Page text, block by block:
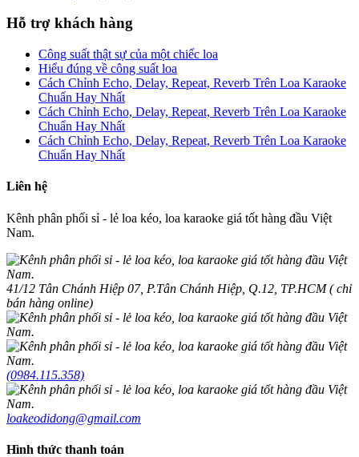
Hỗ trợ khách hàng
Công suất thật sự của một chiếc loa
Hiểu đúng về công suất loa
Cách Chỉnh Echo, Delay, Repeat, Reverb Trên Loa Karaoke
Chuẩn Hay Nhất
Cách Chỉnh Echo, Delay, Repeat, Reverb Trên Loa Karaoke
Chuẩn Hay Nhất
Cách Chỉnh Echo, Delay, Repeat, Reverb Trên Loa Karaoke
Chuẩn Hay Nhất
Liên hệ
Kênh phân phối sỉ - lẻ loa kéo, loa karaoke giá tốt hàng đầu Việt
Nam.
41/12 Tân Chánh Hiệp 07, P.Tân Chánh Hiệp, Q.12, TP.HCM ( chỉ
bán hàng online)
(0984.115.358)
loakeodidong@gmail.com
Hình thức thanh toán